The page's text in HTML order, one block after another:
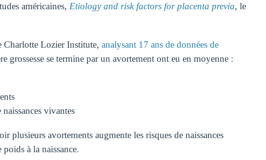
américaines, Etiology and risk factors for placenta previa, le
Charlotte Lozier Institute, analysant 17 ans de données de
grossesse se termine par un avortement ont eu en moyenne :
vivantes
plusieurs avortements augmente les risques de naissances
à la naissance.